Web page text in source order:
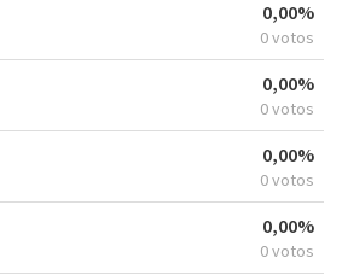
0,00%
0 votos
0,00%
0 votos
0,00%
0 votos
0,00%
0 votos